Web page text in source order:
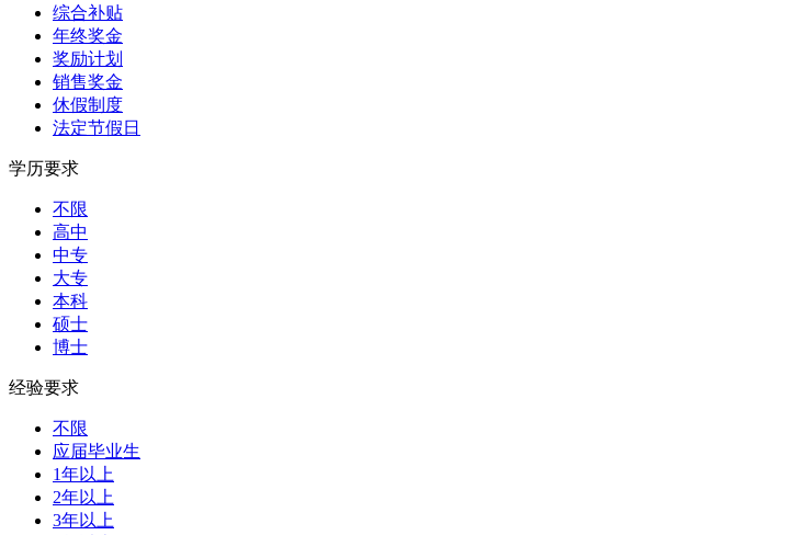
综合补贴
年终奖金
奖励计划
销售奖金
休假制度
法定节假日
学历要求
不限
高中
中专
大专
本科
硕士
博士
经验要求
不限
应届毕业生
1年以上
2年以上
3年以上